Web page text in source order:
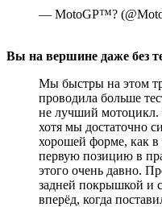
— MotoGP™?
Вы на вершине даже без
Мы быстры на этом
проводила больше
не лучший
хотя мы достаточно
хорошей форме, как в
первую позицию в
этого очень давно.
задней покрышкой и
вперёд, когда